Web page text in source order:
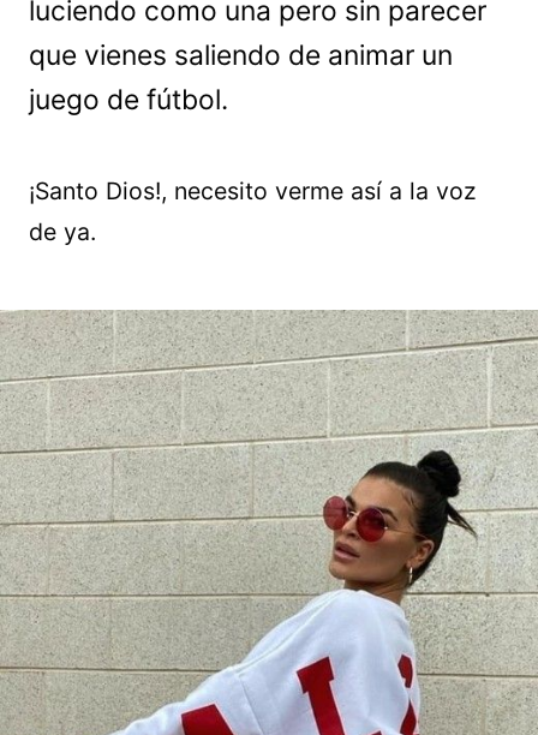
luciendo como una pero sin parecer
que vienes saliendo de animar un
juego de fútbol.
¡Santo Dios!, necesito verme así a la voz
de ya.